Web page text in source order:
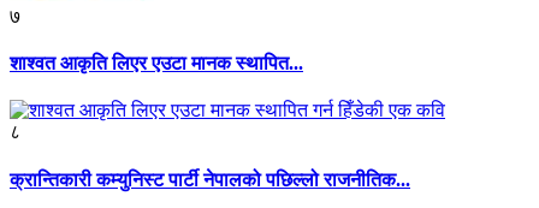
७
शाश्वत आकृति लिएर एउटा मानक स्थापित...
८
क्रान्तिकारी कम्युनिस्ट पार्टी नेपालको पछिल्लो राजनीतिक...